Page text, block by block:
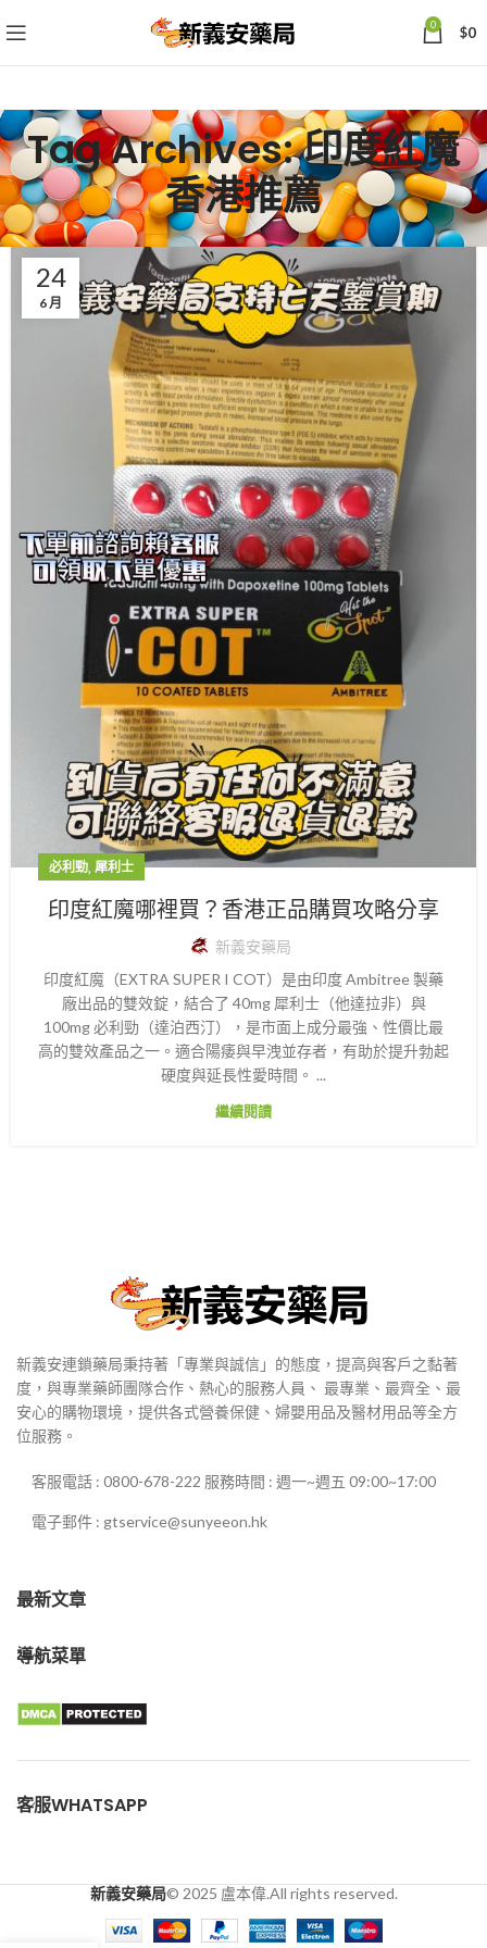
0 $0
Tag Archives: 印度紅魔
香港推薦
24
6 月
必利勁, 犀利士
印度紅魔哪裡買？香港正品購買攻略分享
新義安藥局
印度紅魔（EXTRA SUPER I COT）是由印度 Ambitree 製藥
廠出品的雙效錠，結合了 40mg 犀利士（他達拉非）與
100mg 必利勁（達泊西汀），是市面上成分最強、性價比最
高的雙效產品之一。適合陽痿與早洩並存者，有助於提升勃起
硬度與延長性愛時間。 ...
繼續閱讀
新義安連鎖藥局秉持著「專業與誠信」的態度，提高與客戶之黏著
度，與專業藥師團隊合作、熱心的服務人員、 最專業、最齊全、最
安心的購物環境，提供各式營養保健、婦嬰用品及醫材用品等全方
位服務。
客服電話 : 0800-678-222 服務時間 : 週一~週五 09:00~17:00
電子郵件 : gtservice@sunyeeon.hk
最新文章
導航菜單
客服WHATSAPP
新義安藥局© 2025 盧本偉.All rights reserved.